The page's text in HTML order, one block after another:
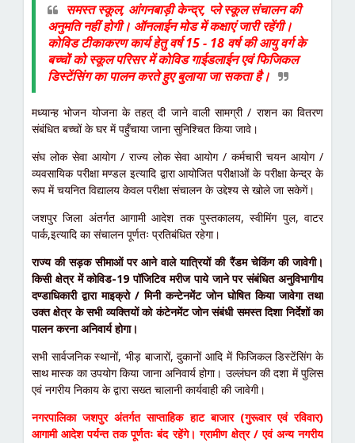
समस्त स्कूल, आंगनबाड़ी केन्द्र, प्ले स्कूल संचालन की
अनुमति नहीं होगी। ऑनलाईन मोड में कक्षाएं जारी रहेंगी।
कोविड टीकाकरण कार्य हेतु वर्ष 15 - 18 वर्ष की आयु वर्ग के
बच्चों को स्कूल परिसर में कोविड गाईडलाईन एवं फिजिकल
डिस्टेंसिंग का पालन करते हुए बुलाया जा सकता है।
मध्यान्ह भोजन योजना के तहत् दी जाने वाली सामग्री / राशन का वितरण
संबंधित बच्चों के घर में पहुँचाया जाना सुनिश्चित किया जावे।
संघ लोक सेवा आयोग / राज्य लोक सेवा आयोग / कर्मचारी चयन आयोग /
व्यवसायिक परीक्षा मण्डल इत्यादि द्वारा आयोजित परीक्षाओं के परीक्षा केन्द्र के
रूप में चयनित विद्यालय केवल परीक्षा संचालन के उद्देश्य से खोले जा सकेगें।
जशपुर जिला अंतर्गत आगामी आदेश तक पुस्तकालय, स्वीमिंग पुल, वाटर
पार्क,इत्यादि का संचालन पूर्णतः प्रतिबंधित रहेगा।
राज्य की सड़क सीमाओं पर आने वाले यात्रियों की रैंडम चेकिंग की जावेगी।
किसी क्षेत्र में कोविड-19 पॉजिटिव मरीज पाये जाने पर संबंधित अनुविभागीय
दण्डाधिकारी द्वारा माइक्रो / मिनी कन्टेनमेंट जोन घोषित किया जावेगा तथा
उक्त क्षेत्र के सभी व्यक्तियों को कंटेनमेंट जोन संबंधी समस्त दिशा निर्देशों का
पालन करना अनिवार्य होगा।
सभी सार्वजनिक स्थानों, भीड़ बाजारों, दुकानों आदि में फिजिकल डिस्टेंसिंग के
साथ मास्क का उपयोग किया जाना अनिवार्य होगा। उल्लंघन की दशा में पुलिस
एवं नगरीय निकाय के द्वारा सख्त चालानी कार्यवाही की जावेगी।
नगरपालिका जशपुर अंतर्गत साप्ताहिक हाट बाजार (गुरूवार एवं रविवार)
आगामी आदेश पर्यन्त तक पूर्णतः बंद रहेंगे। ग्रामीण क्षेत्र / एवं अन्य नगरीय